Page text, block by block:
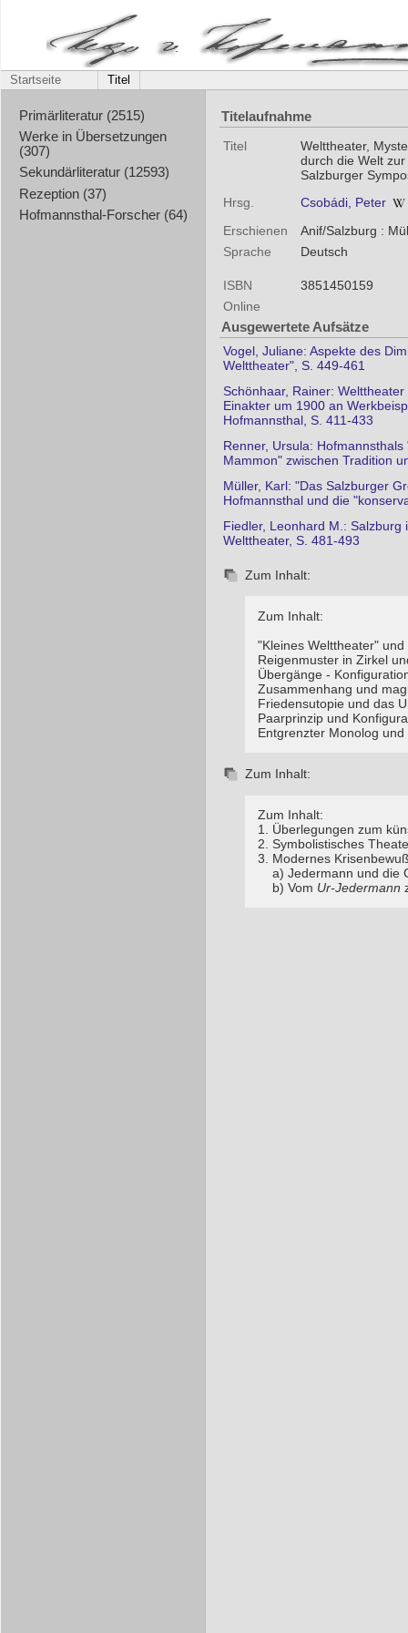
Startseite Titel
Primärliteratur (2515)
Werke in Übersetzungen
(307)
Sekundärliteratur (12593)
Rezeption (37)
Hofmannsthal-Forscher (64)
Titelaufnahme
Titel
Welttheater,
durch die Welt
Salzburger
Hrsg.
Csobádi, Peter
Erschienen
Anif/Salzburg :
Sprache
Deutsch
ISBN
3851450159
Online
Ausgewertete Aufsätze
Vogel, Juliane: Aspekte des
Welttheater", S. 449-461
Schönhaar, Rainer:
Einakter um 1900 an
Hofmannsthal, S. 411-433
Renner, Ursula:
Mammon" zwischen Tradition
Müller, Karl: "Das Salzburger
Hofmannsthal und die
Fiedler, Leonhard M.: Salzburg
Welttheater, S. 481-493
Zum Inhalt:
Zum Inhalt:
"Kleines Welttheater"
Reigenmuster in Zirkel
Übergänge -
Zusammenhang und
Friedensutopie und das
Paarprinzip und
Entgrenzter Monolog
Zum Inhalt:
Zum Inhalt:
1. Überlegungen zum
2. Symbolistisches
3. Modernes
a) Jedermann und die
b) Vom Ur-Jedermann